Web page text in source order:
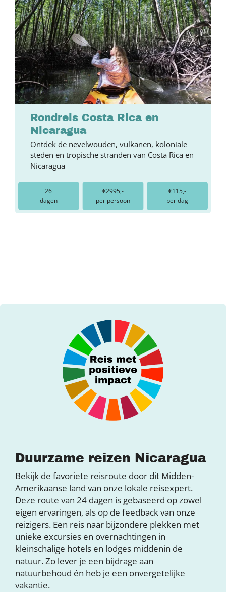
Rondreis Costa Rica en
Nicaragua
Ontdek de nevelwouden, vulkanen, koloniale
steden en tropische stranden van Costa Rica en
Nicaragua
26
dagen
€2995,-
per persoon
€115,-
per dag
Duurzame reizen Nicaragua
Bekijk de favoriete reisroute door dit Midden-
Amerikaanse land van onze lokale reisexpert.
Deze route van 24 dagen is gebaseerd op zowel
eigen ervaringen, als op de feedback van onze
reizigers. Een reis naar bijzondere plekken met
unieke excursies en overnachtingen in
kleinschalige hotels en lodges middenin de
natuur. Zo lever je een bijdrage aan
natuurbehoud én heb je een onvergetelijke
vakantie.